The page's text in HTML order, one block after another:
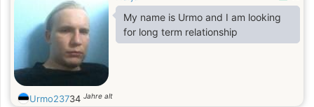
My name is Urmo and I am looking
for long term relationship
Urmo23734 Jahre alt